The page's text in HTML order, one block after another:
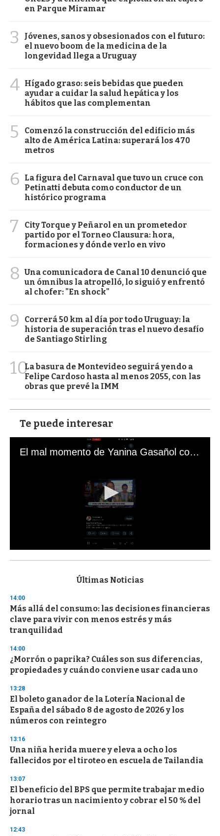
en Parque Miramar
3
Jóvenes, sanos y obsesionados con el futuro:
el nuevo boom de la medicina de la
longevidad llega a Uruguay
4 Hígado graso: seis bebidas que pueden
ayudar a cuidar la salud hepática y los
hábitos que las complementan
5
Comenzó la construcción del edificio más
alto de América Latina: superará los 470
metros
6
La figura del Carnaval que tuvo un cruce con
Petinatti debuta como conductor de un
histórico programa
7
City Torque y Peñarol en un prometedor
partido por el Torneo Clausura: hora,
formaciones y dónde verlo en vivo
8 Una comunicadora de Canal 10 denunció que
un ómnibus la atropelló, lo siguió y enfrentó
al chofer: "En shock"
9
Correrá 50 km al día por todo Uruguay: la
historia de superación tras el nuevo desafío
de Santiago Stirling
10La basura de Montevideo seguirá yendo a
Felipe Cardoso hasta al menos 2055, con las
obras que prevé la IMM
Te puede interesar
El mal momento de Yanina Gasañol con un hincha argentino en "Subrayado"
s
d
s
o
f
3
s
c
o
d
s
Últimas Noticias
14:00
Más allá del consumo: las decisiones financieras
clave para vivir con menos estrés y más
tranquilidad
14:00
¿Morrón o paprika? Cuáles son sus diferencias,
propiedades y cuándo conviene usar cada uno
13:28
El boleto ganador de la Lotería Nacional de
España del sábado 8 de agosto de 2026 y los
números con reintegro
13:16
Una niña herida muere y eleva a ocho los
fallecidos por el tiroteo en escuela de Tailandia
13:07
El beneficio del BPS que permite trabajar medio
horario tras un nacimiento y cobrar el 50 % del
jornal
12:43